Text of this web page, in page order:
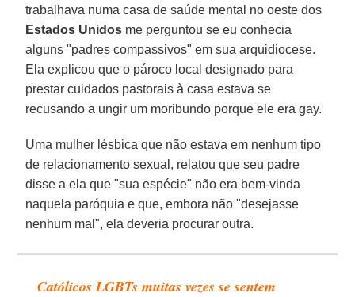
trabalhava numa casa de saúde mental no oeste dos
Estados Unidos me perguntou se eu conhecia
alguns "padres compassivos" em sua arquidiocese.
Ela explicou que o pároco local designado para
prestar cuidados pastorais à casa estava se
recusando a ungir um moribundo porque ele era gay.
Uma mulher lésbica que não estava em nenhum tipo
de relacionamento sexual, relatou que seu padre
disse a ela que "sua espécie" não era bem-vinda
naquela paróquia e que, embora não "desejasse
nenhum mal", ela deveria procurar outra.
Católicos LGBTs muitas vezes se sentem